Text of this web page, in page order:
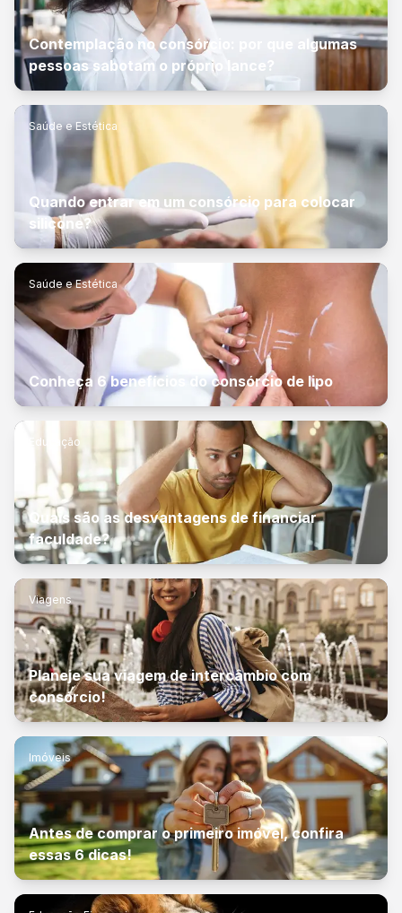
Contemplação no consórcio: por que algumas
pessoas sabotam o próprio lance?
Saúde e Estética
Quando entrar em um consórcio para colocar
silicone?
Saúde e Estética
Conheça 6 benefícios do consórcio de lipo
Educação
Quais são as desvantagens de financiar
faculdade?
Viagens
Planeje sua viagem de intercâmbio com
consórcio!
Imóveis
Antes de comprar o primeiro imóvel, confira
essas 6 dicas!